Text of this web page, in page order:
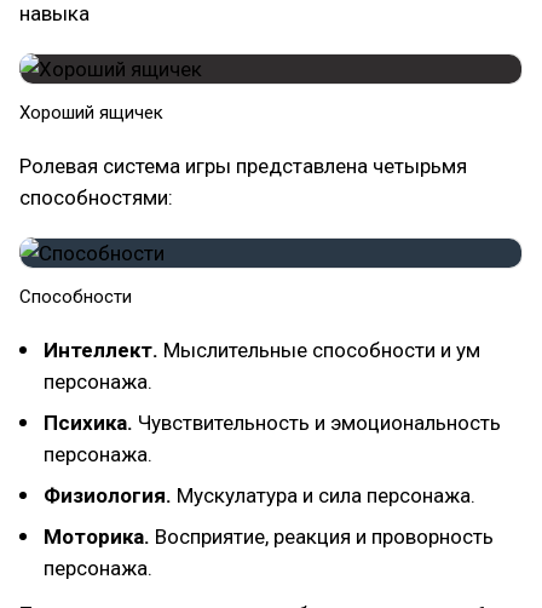
навыка
Хороший ящичек
Ролевая система игры представлена четырьмя
способностями:
Способности
Интеллект. Мыслительные способности и ум
персонажа.
Психика. Чувствительность и эмоциональность
персонажа.
Физиология. Мускулатура и сила персонажа.
Моторика. Восприятие, реакция и проворность
персонажа.